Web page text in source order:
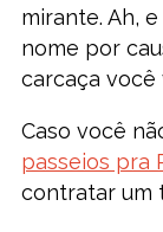
mirante. Ah,
nome por
carcaça você
Caso você
passeios pra
contratar um